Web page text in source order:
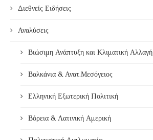
Διεθνείς Ειδήσεις
Αναλύσεις
Βιώσιμη Ανάπτυξη και Κλιματική Αλλαγή
Βαλκάνια & Ανατ.Μεσόγειος
Ελληνική Εξωτερική Πολιτική
Βόρεια & Λατινική Αμερική